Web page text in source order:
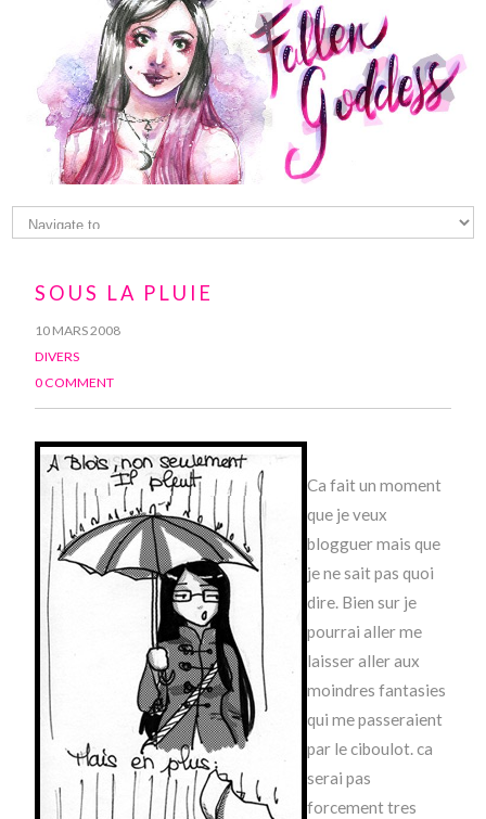
SOUS LA PLUIE
10 MARS 2008
DIVERS
0 COMMENT
Ca fait un moment
que je veux
blogguer mais que
je ne sait pas quoi
dire. Bien sur je
pourrai aller me
laisser aller aux
moindres fantasies
qui me passeraient
par le ciboulot. ca
serai pas
forcement tres